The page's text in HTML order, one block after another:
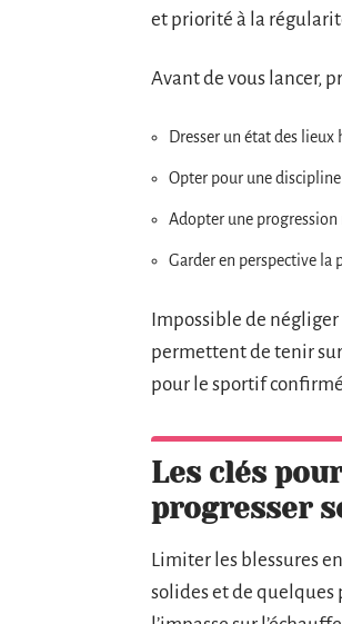
et priorité à la
Avant de vous lancer,
Dresser un état des lieux
Opter pour une discipline
Adopter une
Garder en perspective la
Impossible de
permettent de tenir sur
pour le sportif
Les clés
progresser
Limiter les blessures
solides et de